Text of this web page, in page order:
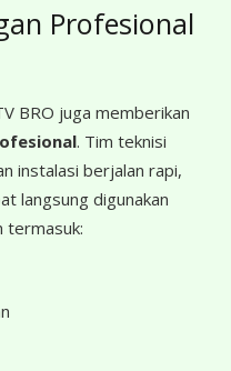
Profesional
BRO juga memberikan
. Tim teknisi
instalasi berjalan rapi,
langsung digunakan
termasuk: